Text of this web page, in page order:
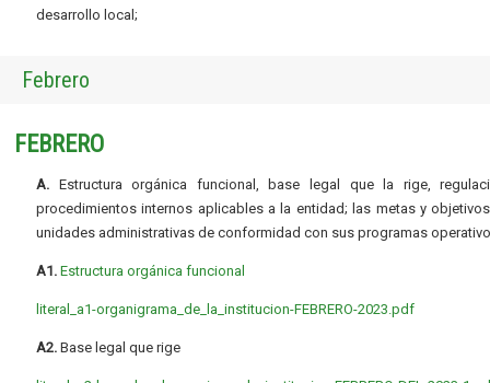
desarrollo local;
Febrero
FEBRERO
A. Estructura orgánica funcional, base legal que la rige,
procedimientos internos aplicables a la entidad; las metas y
unidades administrativas de conformidad con sus programas
A1. Estructura orgánica funcional
literal_a1-organigrama_de_la_institucion-FEBRERO-2023.pdf
A2. Base legal que rige